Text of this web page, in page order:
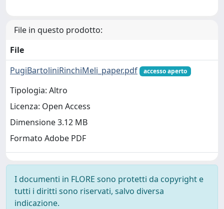
File in questo prodotto:
File
PugiBartoliniRinchiMeli_paper.pdf
accesso aperto
Tipologia: Altro
Licenza: Open Access
Dimensione 3.12 MB
Formato Adobe PDF
I documenti in FLORE sono protetti da copyright e
tutti i diritti sono riservati, salvo diversa
indicazione.